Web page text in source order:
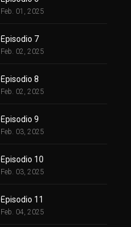
Feb. 01, 2025
Episodio 7
Feb. 02, 2025
Episodio 8
Feb. 02, 2025
Episodio 9
Feb. 03, 2025
Episodio 10
Feb. 03, 2025
Episodio 11
Feb. 04, 2025